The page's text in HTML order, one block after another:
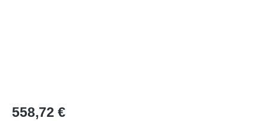
Regulärer Preis:
558,72 €